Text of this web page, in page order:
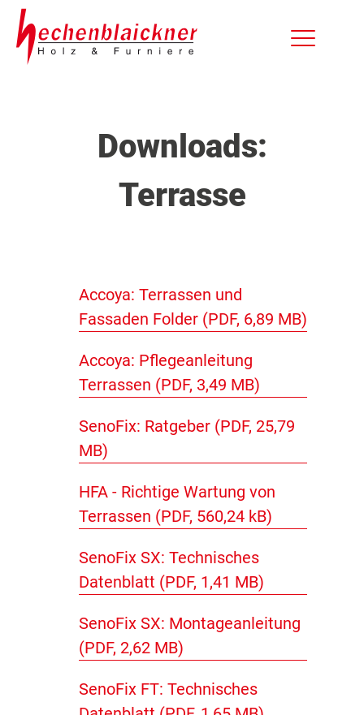
Downloads:
Terrasse
Accoya: Terrassen und
Fassaden Folder (PDF, 6,89 MB)
Accoya: Pflegeanleitung
Terrassen (PDF, 3,49 MB)
SenoFix: Ratgeber (PDF, 25,79
MB)
HFA - Richtige Wartung von
Terrassen (PDF, 560,24 kB)
SenoFix SX: Technisches
Datenblatt (PDF, 1,41 MB)
SenoFix SX: Montageanleitung
(PDF, 2,62 MB)
SenoFix FT: Technisches